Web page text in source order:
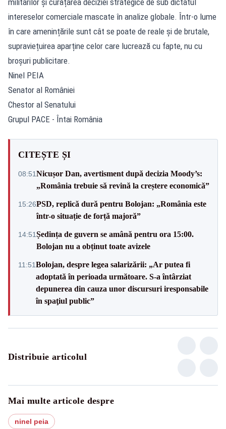
intereselor comerciale mascate în analize globale. Într-o lume
în care amenințările sunt cât se poate de reale și de brutale,
supraviețuirea aparține celor care lucrează cu fapte, nu cu
broșuri publicitare.
Ninel PEIA
Senator al României
Chestor al Senatului
Grupul PACE - Întai România
CITEȘTE ȘI
08:51Nicușor Dan, avertisment după decizia Moody’s:
„România trebuie să revină la creștere economică”
15:26PSD, replică dură pentru Bolojan: „România este
într-o situație de forță majoră”
14:51Ședința de guvern se amână pentru ora 15:00.
Bolojan nu a obținut toate avizele
11:51Bolojan, despre legea salarizării: „Ar putea fi
adoptată în perioada următoare. S-a întârziat
depunerea din cauza unor discursuri iresponsabile
în spaţiul public”
Distribuie articolul
Mai multe articole despre
ninel peia